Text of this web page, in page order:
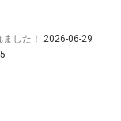
した！
2026-06-29